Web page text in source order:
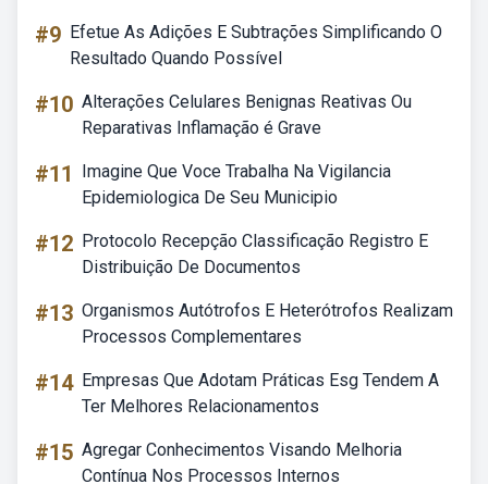
#9 Efetue As Adições E Subtrações Simplificando O
Resultado Quando Possível
#10 Alterações Celulares Benignas Reativas Ou
Reparativas Inflamação é Grave
#11
Imagine Que Voce Trabalha Na Vigilancia
Epidemiologica De Seu Municipio
#12 Protocolo Recepção Classificação Registro E
Distribuição De Documentos
#13 Organismos Autótrofos E Heterótrofos Realizam
Processos Complementares
#14 Empresas Que Adotam Práticas Esg Tendem A
Ter Melhores Relacionamentos
#15 Agregar Conhecimentos Visando Melhoria
Contínua Nos Processos Internos